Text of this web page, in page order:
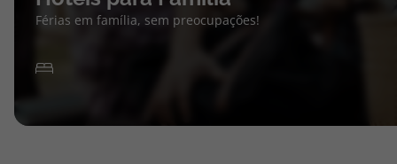
Férias em família, sem preocupações!